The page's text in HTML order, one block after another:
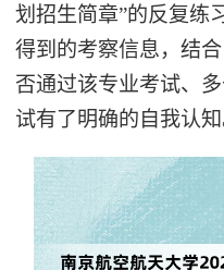
划招生简章”的反复练
得到的考察信息，结
否通过该专业考试、
试有了明确的自我认